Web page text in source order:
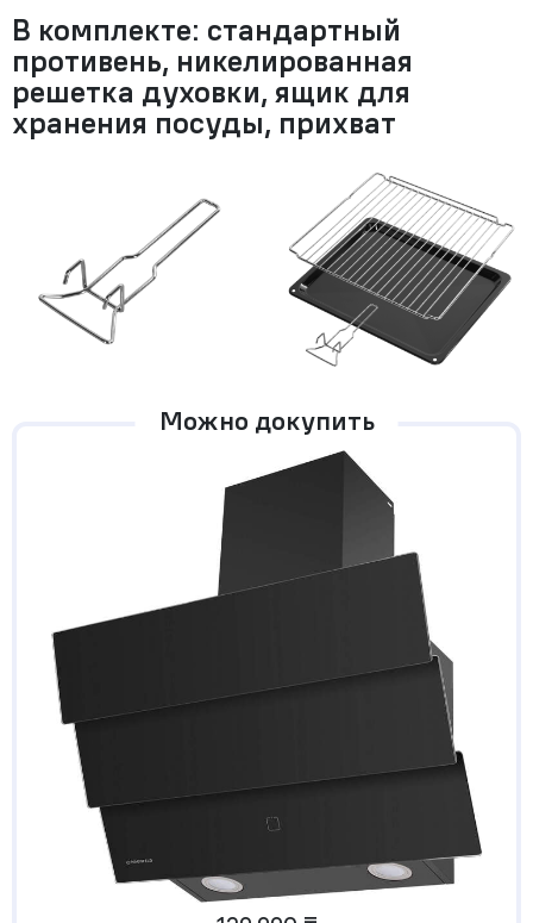
В комплекте: стандартный
противень, никелированная
решетка духовки, ящик для
хранения посуды, прихват
Можно докупить